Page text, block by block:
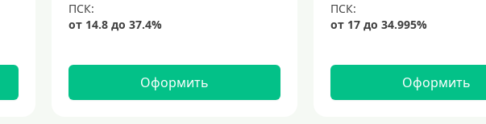
Оформить Оформить